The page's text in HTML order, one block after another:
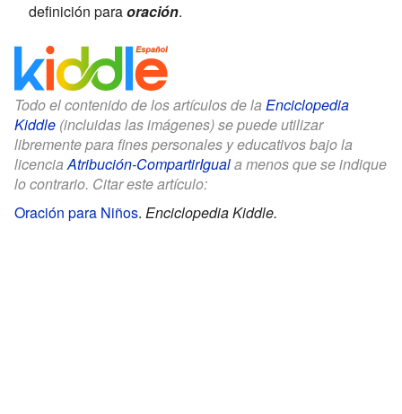
definición paraoración.
Todo el contenido de los artículos de la Enciclopedia
Kiddle (incluidas las imágenes) se puede utilizar
libremente para fines personales y educativos bajo la
licenciaAtribución-CompartirIguala menos que se indique
lo contrario. Citar este artículo:
Oración para Niños. Enciclopedia Kiddle.